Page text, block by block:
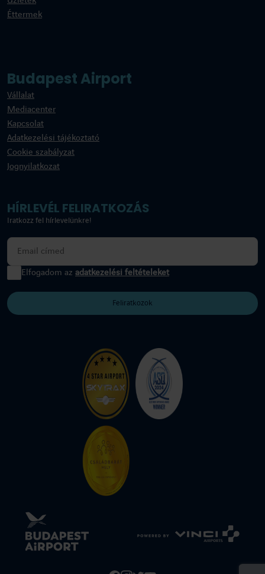
Éttermek
Budapest Airport
Vállalat
Mediacenter
Kapcsolat
Adatkezelési tájékoztató
Cookie szabályzat
Jognyilatkozat
HÍRLEVÉL FELIRATKOZÁS
Iratkozz fel hírlevelünkre!
Elfogadom az adatkezelési feltételeket
Feliratkozok